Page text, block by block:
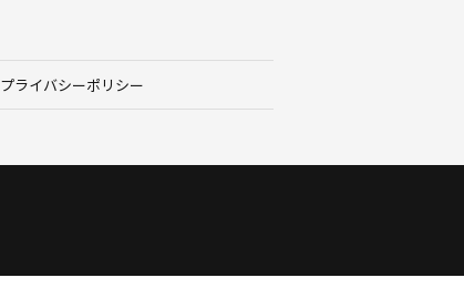
プライバシーポリシー